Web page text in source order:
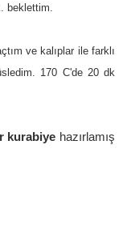
beklettim.
ve kalıplar ile farklı
170 C'de 20 dk
kurabiye hazırlamış